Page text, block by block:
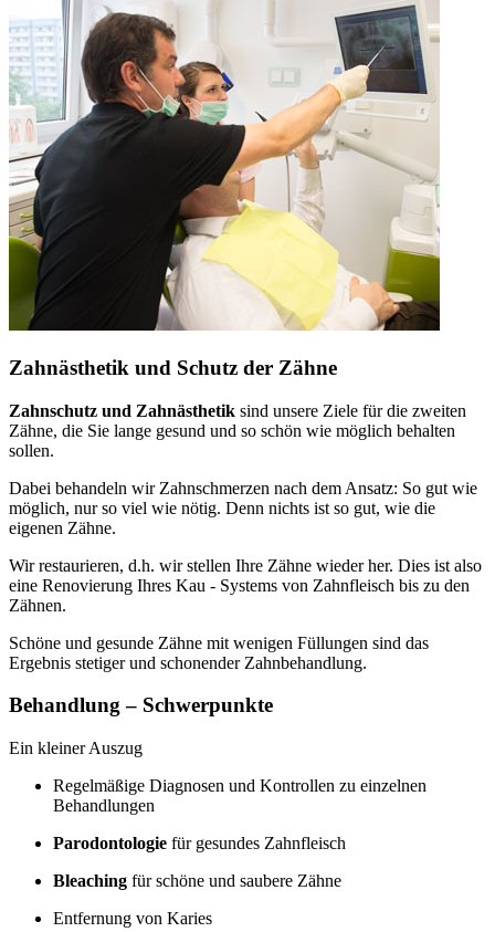
Zahnästhetik und Schutz der Zähne
Zahnschutz und Zahnästhetik sind unsere Ziele für die zweiten
Zähne, die Sie lange gesund und so schön wie möglich behalten
sollen.
Dabei behandeln wir Zahnschmerzen nach dem Ansatz: So gut wie
möglich, nur so viel wie nötig. Denn nichts ist so gut, wie die
eigenen Zähne.
Wir restaurieren, d.h. wir stellen Ihre Zähne wieder her. Dies ist also
eine Renovierung Ihres Kau - Systems von Zahnfleisch bis zu den
Zähnen.
Schöne und gesunde Zähne mit wenigen Füllungen sind das
Ergebnis stetiger und schonender Zahnbehandlung.
Behandlung – Schwerpunkte
Ein kleiner Auszug
Regelmäßige Diagnosen und Kontrollen zu einzelnen
Behandlungen
Parodontologie für gesundes Zahnfleisch
Bleaching für schöne und saubere Zähne
Entfernung von Karies